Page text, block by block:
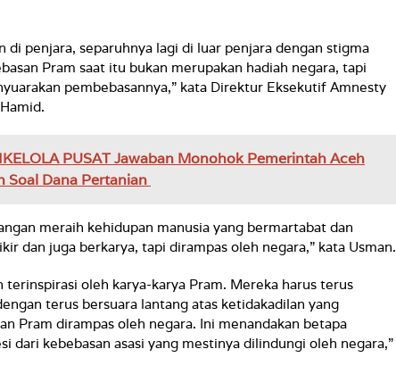
di penjara, separuhnya lagi di luar penjara dengan stigma
Pram saat itu bukan merupakan hadiah negara, tapi
pembebasannya,” kata Direktur Eksekutif Amnesty
PUSAT Jawaban Monohok Pemerintah Aceh
Soal Dana Pertanian
meraih kehidupan manusia yang bermartabat dan
dan juga berkarya, tapi dirampas oleh negara,” kata Usman.
terinspirasi oleh karya-karya Pram. Mereka harus terus
terus bersuara lantang atas ketidakadilan yang
Pram dirampas oleh negara. Ini menandakan betapa
dari kebebasan asasi yang mestinya dilindungi oleh negara,”